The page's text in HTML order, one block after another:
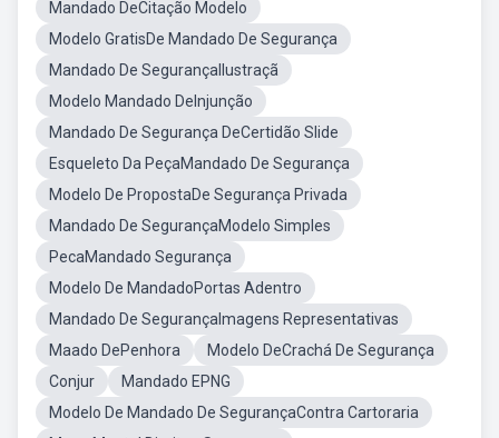
Mandado DeCitação Modelo
Modelo GratisDe Mandado De Segurança
Mandado De SegurançaIlustraçã
Modelo Mandado DeInjunção
Mandado De Segurança DeCertidão Slide
Esqueleto Da PeçaMandado De Segurança
Modelo De PropostaDe Segurança Privada
Mandado De SegurançaModelo Simples
PecaMandado Segurança
Modelo De MandadoPortas Adentro
Mandado De SegurançaImagens Representativas
Maado DePenhora
Modelo DeCrachá De Segurança
Conjur
Mandado EPNG
Modelo De Mandado De SegurançaContra Cartoraria